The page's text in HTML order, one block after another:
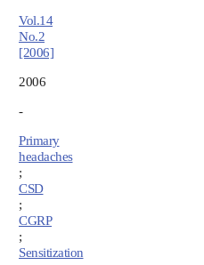
Vol.14
No.2
[2006]
2006
-
Primary
headaches
;
CSD
;
CGRP
;
Sensitization